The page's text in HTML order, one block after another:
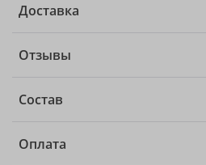
Доставка
Отзывы
Состав
Оплата